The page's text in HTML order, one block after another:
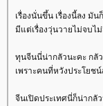
เรื่องนั่นขึ้น เรื่องนี้ลง มั
มีแต่เรื่องวุ่นวายไม่จบไ
ทุนจีนนี่น่ากลัวนะคะ กลั
เพราะคนที่หวังประโยช
จีนเปิดประเทศนี่ก็น่ากลั